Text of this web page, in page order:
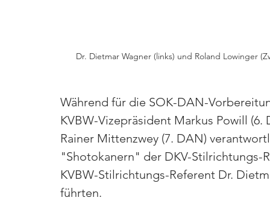
Dr. Dietmar Wagner (links) und Roland Lowinger
Während für die SOK-DAN-
KVBW-Vizepräsident Markus Powill
Rainer Mittenzwey (7. DAN)
"Shotokanern" der DKV-Stilrichtungs-
KVBW-Stilrichtungs-Referent Dr.
führten.